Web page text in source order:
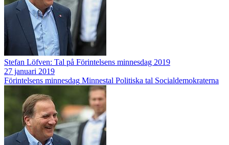
Stefan Löfven: Tal på Förintelsens minnesdag 2019
27 januari 2019
Förintelsens minnesdag Minnestal Politiska tal Socialdemokraterna